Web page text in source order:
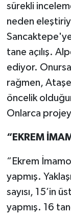
sürekli
neden
tane açılış.
ediyor.
rağmen,
öncelik
Onlarca
“EKREM
“Ekrem
yapmış.
sayısı, 15’in
yapmış. 16